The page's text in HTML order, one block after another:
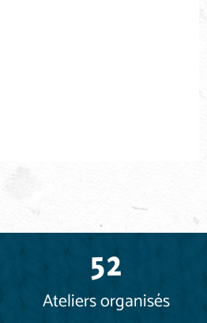
Ateliers organisés
52